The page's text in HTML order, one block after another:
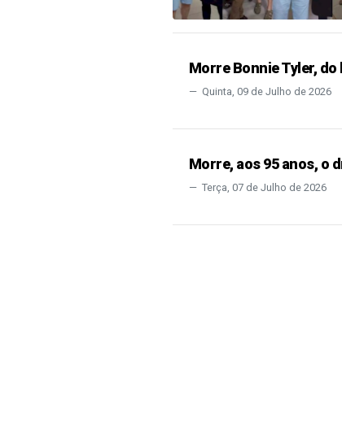
Morre Bonnie Tyler,
Quinta, 09 de Julho de 2026
Morre, aos 95 anos, o
Terça, 07 de Julho de 2026